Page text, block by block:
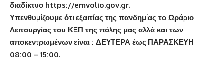
διαδίκτυο https://emvolio.gov.gr.
Υπενθυμίζουμε ότι εξαιτίας της πανδημίας το Ωράριο
Λειτουργίας του ΚΕΠ της πόλης μας αλλά και των
αποκεντρωμένων είναι : ΔΕΥΤΕΡΑ έως ΠΑΡΑΣΚΕΥΗ
08:00 – 15:00.